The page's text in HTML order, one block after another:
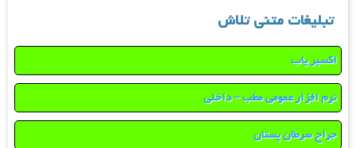
تبلیغات متنی تلاش
اکسیر یاب
نرم افزار عمومی مطب – داخلی
جراح سرطان پستان